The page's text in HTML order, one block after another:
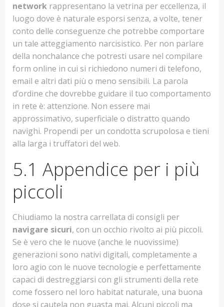
network rappresentano la vetrina per eccellenza, il
luogo dove è naturale esporsi senza, a volte, tener
conto delle conseguenze che potrebbe comportare
un tale atteggiamento narcisistico. Per non parlare
della nonchalance che potresti usare nel compilare
form online in cui si richiedono numeri di telefono,
email e altri dati più o meno sensibili. La parola
d’ordine che dovrebbe guidare il tuo comportamento
in rete è: attenzione. Non essere mai
approssimativo, superficiale o distratto quando
navighi. Propendi per un condotta scrupolosa e tieni
alla larga i truffatori del web.
5.1 Appendice per i più
piccoli
Chiudiamo la nostra carrellata di consigli per
navigare sicuri, con un occhio rivolto ai più piccoli.
Se è vero che le nuove (anche le nuovissime)
generazioni sono nativi digitali, completamente a
loro agio con le nuove tecnologie e perfettamente
capaci di destreggiarsi con gli strumenti della rete
come fossero nel loro habitat naturale, una buona
dose si cautela non guasta mai. Alcuni piccoli ma